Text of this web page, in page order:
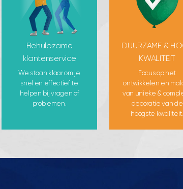
Behulpzame
klantenservice
We staan klaar om je
snel en effectief te
helpen bij vragen of
problemen.
DUURZAME &
KWALITEIT
Focus op het
ontwikkelen en
van unieke &
decoratie van de
hoogste kwaliteit.